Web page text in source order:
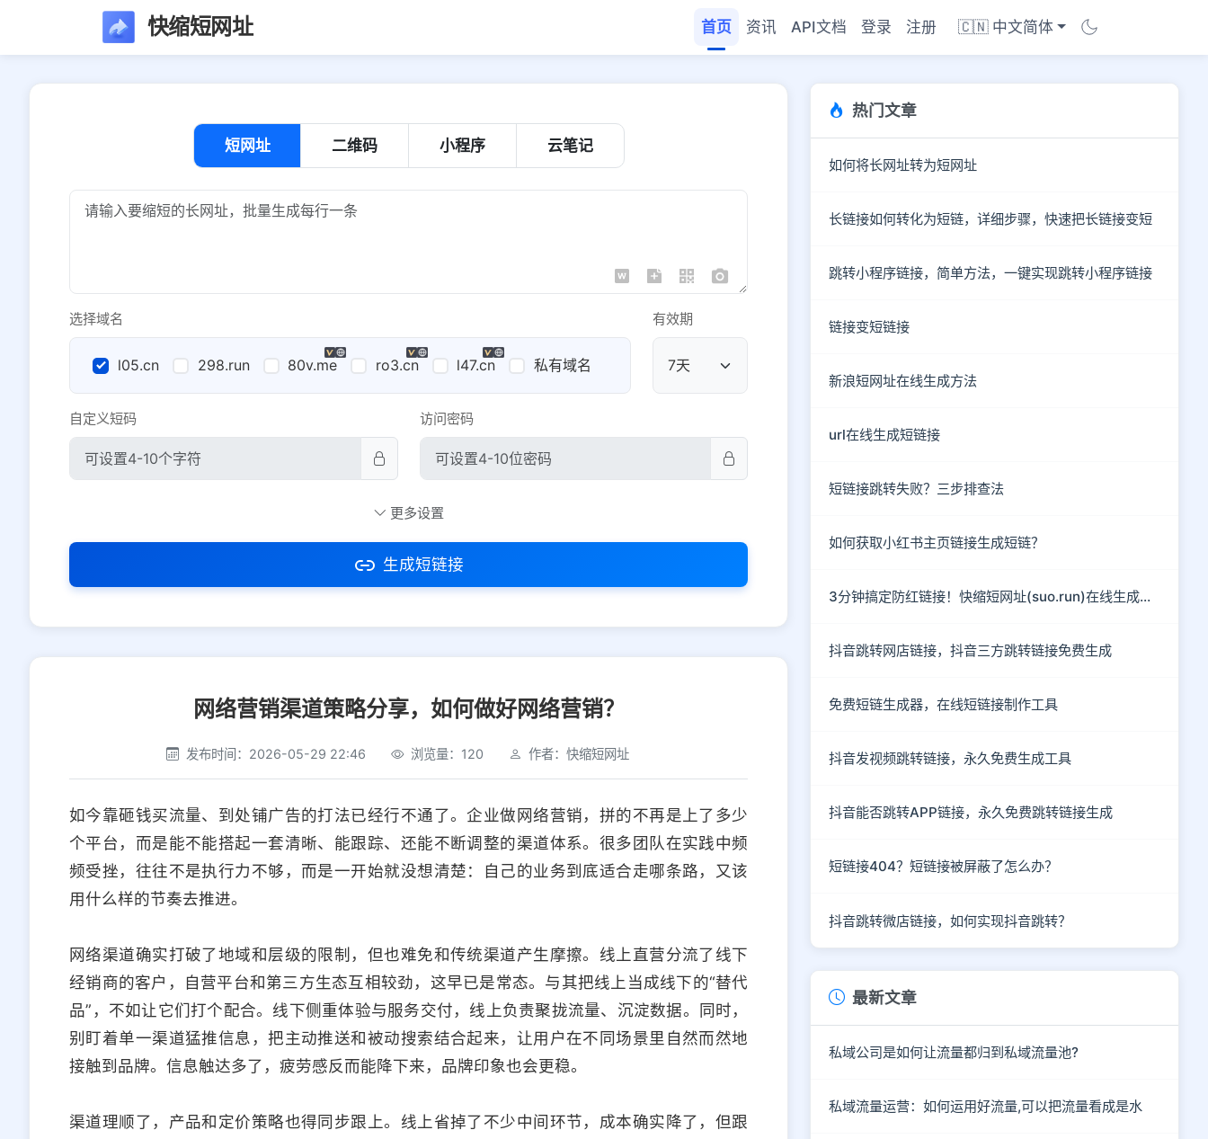
快缩短网址 首页 资讯 API文档 登录 注册 🇨🇳 中文简体
短网址 二维码 小程序 云笔记
选择域名
l05.cn 298.run 80v.me ro3.cn l47.cn 私有域名 公共域名
有效期
自定义短码 访问密码
社交平台 电商平台
选择防红平台类型，避免链接被拦截
平台设置
iOS Android PC 其他
更多设置
生成短链接
网络营销渠道策略分享，如何做好网络营销？
发布时间：2026-05-29 22:46 浏览量：120 作者：快缩短网址
如今靠砸钱买流量、到处铺广告的打法已经行不通了。企业做网络营销，拼的不再是上了多少
个平台，而是能不能搭起一套清晰、能跟踪、还能不断调整的渠道体系。很多团队在实践中频
频受挫，往往不是执行力不够，而是一开始就没想清楚：自己的业务到底适合走哪条路，又该
用什么样的节奏去推进。
网络渠道确实打破了地域和层级的限制，但也难免和传统渠道产生摩擦。线上直营分流了线下
经销商的客户，自营平台和第三方生态互相较劲，这早已是常态。与其把线上当成线下的“替代
品”，不如让它们打个配合。线下侧重体验与服务交付，线上负责聚拢流量、沉淀数据。同时，
别盯着单一渠道猛推信息，把主动推送和被动搜索结合起来，让用户在不同场景里自然而然地
接触到品牌。信息触达多了，疲劳感反而能降下来，品牌印象也会更稳。
渠道理顺了，产品和定价策略也得同步跟上。线上省掉了不少中间环节，成本确实降了，但跟
热门文章
如何将长网址转为短网址
长链接如何转化为短链，详细步骤，快速把长链接变短
跳转小程序链接，简单方法，一键实现跳转小程序链接
链接变短链接
新浪短网址在线生成方法
url在线生成短链接
短链接跳转失败？三步排查法
如何获取小红书主页链接生成短链？
3分钟搞定防红链接！快缩短网址(suo.run)在线生成指南
抖音跳转网店链接，抖音三方跳转链接免费生成
免费短链生成器，在线短链接制作工具
抖音发视频跳转链接，永久免费生成工具
抖音能否跳转APP链接，永久免费跳转链接生成
短链接404？短链接被屏蔽了怎么办？
抖音跳转微店链接，如何实现抖音跳转？
最新文章
私域公司是如何让流量都归到私域流量池?
私域流量运营：如何运用好流量,可以把流量看成是水